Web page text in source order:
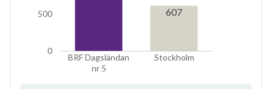
BRF Dagsländan
nr 5
Stockholm
0
500
607